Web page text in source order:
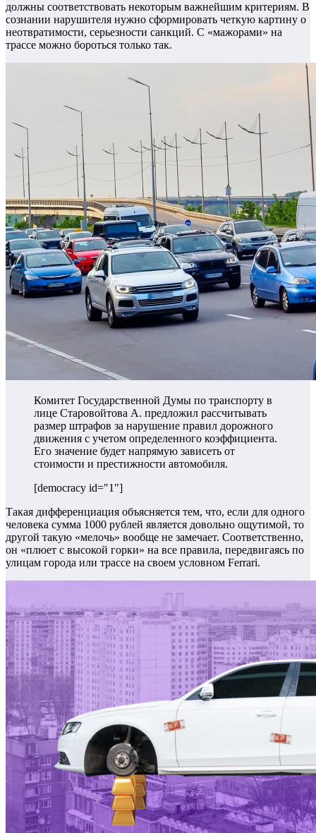
должны соответствовать некоторым важнейшим критериям. В
сознании нарушителя нужно сформировать четкую картину о
неотвратимости, серьезности санкций. С «мажорами» на
трассе можно бороться только так.
Комитет Государственной Думы по транспорту в
лице Старовойтова А. предложил рассчитывать
размер штрафов за нарушение правил дорожного
движения с учетом определенного коэффициента.
Его значение будет напрямую зависеть от
стоимости и престижности автомобиля.
[democracy id="1"]
Такая дифференциация объясняется тем, что, если для одного
человека сумма 1000 рублей является довольно ощутимой, то
другой такую «мелочь» вообще не замечает. Соответственно,
он «плюет с высокой горки» на все правила, передвигаясь по
улицам города или трассе на своем условном Ferrari.